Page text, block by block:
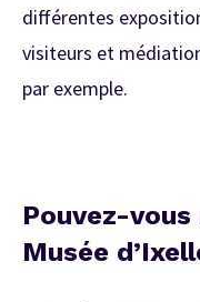
différentes
visiteurs et
par exemple.
Pouvez-
Musée